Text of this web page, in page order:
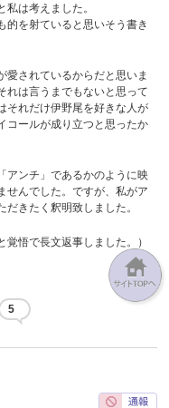
は考えました。
的を射ていると思いそう書き
愛されているからだと思いま
れは言うまでもないと思って
それだけ伊野尾を好きな人が
コールが成り立つと思ったか
アンチ」であるかのように映
せんでした。ですが、私がア
きたく釈明致しました。
覚悟で長文返事しました。）
5